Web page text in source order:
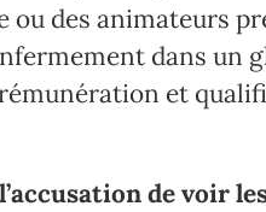
ou des animateurs
dans
et
de voir